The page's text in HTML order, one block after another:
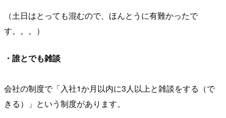
（土日はとっても混むので、ほんとうに有難かったで
す。。。）
・誰とでも雑談
会社の制度で「入社1か月以内に3人以上と雑談をする（で
きる）」という制度があります。